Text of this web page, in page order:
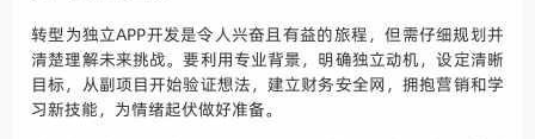
转型为独立APP开发是令人兴奋且有益的旅程，但需仔细规划并
清楚理解未来挑战。要利用专业背景，明确独立动机，设定清晰
目标，从副项目开始验证想法，建立财务安全网，拥抱营销和学
习新技能，为情绪起伏做好准备。